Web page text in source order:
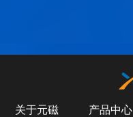
关于元磁 产品中心